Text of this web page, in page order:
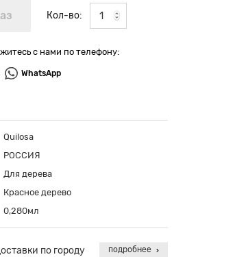
Кол-во:
с нами по телефону:
WhatsApp
Quilosa
РОССИЯ
Для дерева
Красное дерево
0,280мл
по городу подробнее